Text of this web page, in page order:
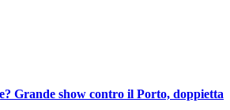
Grande show contro il Porto, doppietta